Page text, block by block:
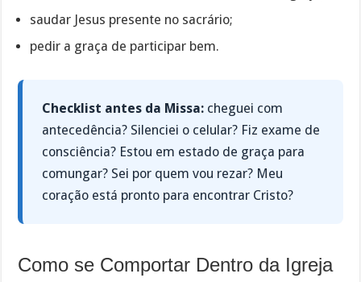
saudar Jesus presente no sacrário;
pedir a graça de participar bem.
Checklist antes da Missa: cheguei com
antecedência? Silenciei o celular? Fiz exame de
consciência? Estou em estado de graça para
comungar? Sei por quem vou rezar? Meu
coração está pronto para encontrar Cristo?
Como se Comportar Dentro da Igreja